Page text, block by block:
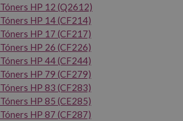
Tóners HP 12 (Q2612)
Tóners HP 14 (CF214)
Tóners HP 17 (CF217)
Tóners HP 26 (CF226)
Tóners HP 44 (CF244)
Tóners HP 79 (CF279)
Tóners HP 83 (CF283)
Tóners HP 85 (CE285)
Tóners HP 87 (CF287)